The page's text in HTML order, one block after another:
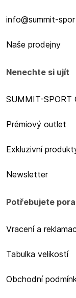
info@summit-
Naše prodejny
Nenechte si ujít
SUMMIT-SPORT
Prémiový outlet
Exkluzivní
Newsletter
Potřebujete
Vracení a
Tabulka velikostí
Obchodní